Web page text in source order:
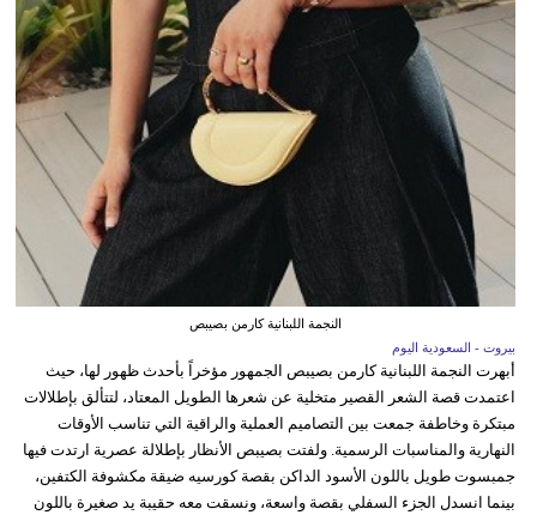
النجمة اللبنانية كارمن بصيبص
بيروت - السعودية اليوم
أبهرت النجمة اللبنانية كارمن بصيبص الجمهور مؤخراً بأحدث ظهور لها، حيث
اعتمدت قصة الشعر القصير متخلية عن شعرها الطويل المعتاد، لتتألق بإطلالات
مبتكرة وخاطفة جمعت بين التصاميم العملية والراقية التي تناسب الأوقات
النهارية والمناسبات الرسمية. ولفتت بصيبص الأنظار بإطلالة عصرية ارتدت فيها
جمبسوت طويل باللون الأسود الداكن بقصة كورسيه ضيقة مكشوفة الكتفين،
بينما انسدل الجزء السفلي بقصة واسعة، ونسقت معه حقيبة يد صغيرة باللون